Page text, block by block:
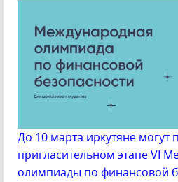
До 10 марта иркутяне могут
пригласительном этапе VI
олимпиады по финансовой